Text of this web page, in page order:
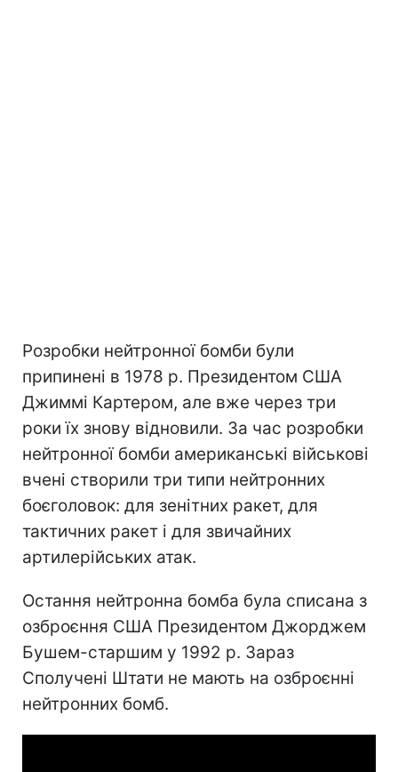
Розробки нейтронної бомби були
припинені в 1978 р. Президентом США
Джиммі Картером, але вже через три
роки їх знову відновили. За час розробки
нейтронної бомби американські військові
вчені створили три типи нейтронних
боєголовок: для зенітних ракет, для
тактичних ракет і для звичайних
артилерійських атак.
Остання нейтронна бомба була списана з
озброєння США Президентом Джорджем
Бушем-старшим у 1992 р. Зараз
Сполучені Штати не мають на озброєнні
нейтронних бомб.